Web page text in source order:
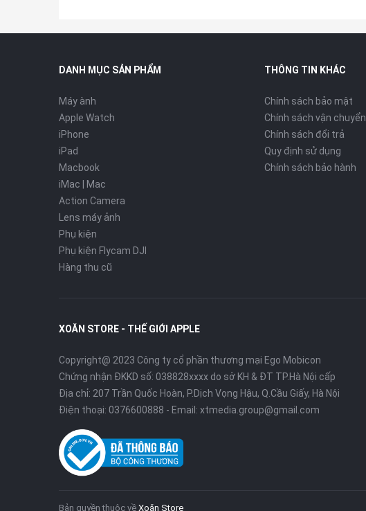
DANH MỤC SẢN PHẨM
Máy ành
Apple Watch
iPhone
iPad
Macbook
iMac | Mac
Action Camera
Lens máy ảnh
Phụ kiện
Phụ kiện Flycam DJI
Hàng thu cũ
THÔNG TIN KHÁC
Chính sách bảo mật
Chính sách vận chuyển
Chính sách đổi trả
Quy định sử dụng
Chính sách bảo hành
XOĂN STORE - THẾ GIỚI APPLE
Copyright@ 2023 Công ty cổ phần thương mại Ego Mobicon
Chứng nhận ĐKKD số: 038828xxxx do sở KH & ĐT TP.Hà Nội cấp
Địa chỉ: 207 Trần Quốc Hoàn, P.Dịch Vọng Hậu, Q.Cầu Giấy, Hà Nội
Điện thoại: 0376600888 - Email: xtmedia.group@gmail.com
Bản quyền thuộc về Xoăn Store